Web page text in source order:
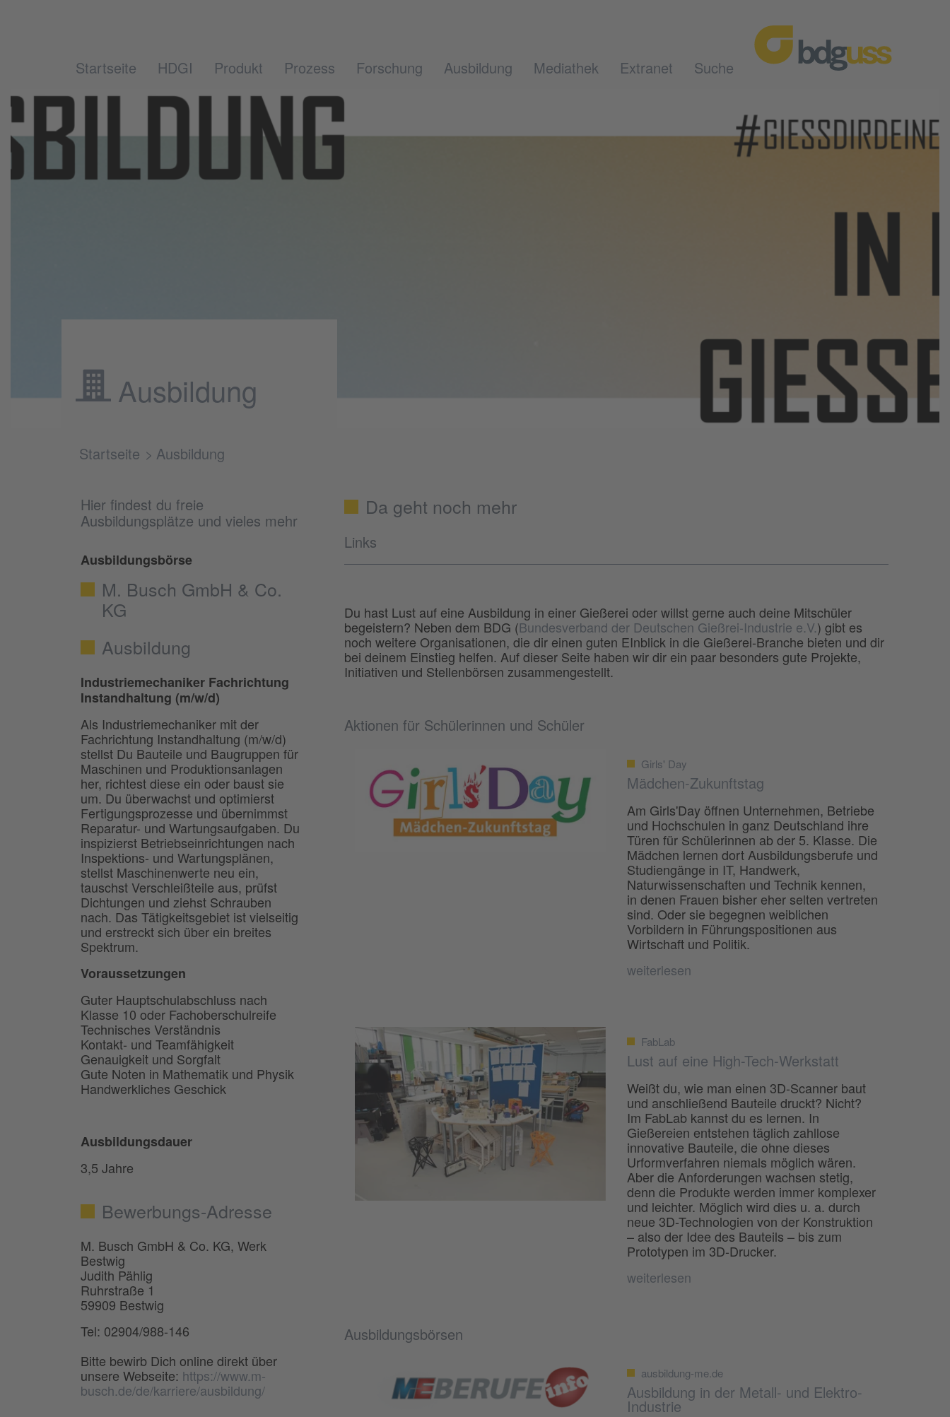
Startseite HDGI Produkt Prozess Forschung Ausbildung Mediathek Extranet Suche
Ausbildung
Startseite Ausbildung
Hier findest du freie
Ausbildungsplätze und vieles mehr
Ausbildungsbörse
M. Busch GmbH & Co.
KG
Ausbildung
Industriemechaniker Fachrichtung
Instandhaltung (m/w/d)
Als Industriemechaniker mit der
Fachrichtung Instandhaltung (m/w/d)
stellst Du Bauteile und Baugruppen für
Maschinen und Produktionsanlagen
her, richtest diese ein oder baust sie
um. Du überwachst und optimierst
Fertigungsprozesse und übernimmst
Reparatur- und Wartungsaufgaben. Du
inspizierst Betriebseinrichtungen nach
Inspektions- und Wartungsplänen,
stellst Maschinenwerte neu ein,
tauschst Verschleißteile aus, prüfst
Dichtungen und ziehst Schrauben
nach. Das Tätigkeitsgebiet ist vielseitig
und erstreckt sich über ein breites
Spektrum.
Voraussetzungen
Guter Hauptschulabschluss nach
Klasse 10 oder Fachoberschulreife
Technisches Verständnis
Kontakt- und Teamfähigkeit
Genauigkeit und Sorgfalt
Gute Noten in Mathematik und Physik
Handwerkliches Geschick
Ausbildungsdauer
3,5 Jahre
Bewerbungs-Adresse
M. Busch GmbH & Co. KG, Werk
Bestwig
Judith Pählig
Ruhrstraße 1
59909 Bestwig
Tel: 02904/988-146
Bitte bewirb Dich online direkt über
unsere Webseite: https://www.m-
busch.de/de/karriere/ausbildung/
Da geht noch mehr
Links
Du hast Lust auf eine Ausbildung in einer Gießerei oder willst gerne auch deine Mitschüler
begeistern? Neben dem BDG (Bundesverband der Deutschen Gießrei-Industrie e.V.) gibt es
noch weitere Organisationen, die dir einen guten EInblick in die Gießerei-Branche bieten und dir
bei deinem Einstieg helfen. Auf dieser Seite haben wir dir ein paar besonders gute Projekte,
Initiativen und Stellenbörsen zusammengestellt.
Aktionen für Schülerinnen und Schüler
Girls' Day
Mädchen-Zukunftstag
Am Girls'Day öffnen Unternehmen, Betriebe
und Hochschulen in ganz Deutschland ihre
Türen für Schülerinnen ab der 5. Klasse. Die
Mädchen lernen dort Ausbildungsberufe und
Studiengänge in IT, Handwerk,
Naturwissenschaften und Technik kennen,
in denen Frauen bisher eher selten vertreten
sind. Oder sie begegnen weiblichen
Vorbildern in Führungspositionen aus
Wirtschaft und Politik.
weiterlesen
FabLab
Lust auf eine High-Tech-Werkstatt
Weißt du, wie man einen 3D-Scanner baut
und anschließend Bauteile druckt? Nicht?
Im FabLab kannst du es lernen. In
Gießereien entstehen täglich zahllose
innovative Bauteile, die ohne dieses
Urformverfahren niemals möglich wären.
Aber die Anforderungen wachsen stetig,
denn die Produkte werden immer komplexer
und leichter. Möglich wird dies u. a. durch
neue 3D-Technologien von der Konstruktion
– also der Idee des Bauteils – bis zum
Prototypen im 3D-Drucker.
weiterlesen
Ausbildungsbörsen
ausbildung-me.de
Ausbildung in der Metall- und Elektro-
Industrie